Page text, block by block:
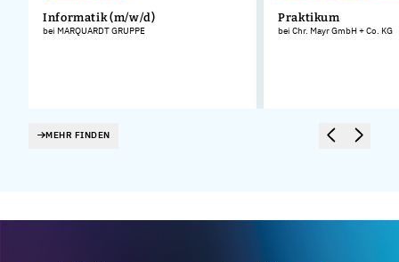
Informatik (m/w/d)
bei MARQUARDT GRUPPE
Praktikum
bei Chr. Mayr GmbH + Co. KG
MEHR FINDEN